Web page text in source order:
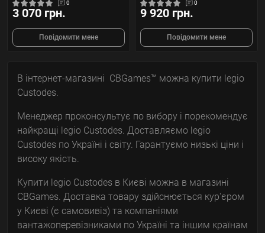
0
3 070 грн.
Повідомити мене
0
9 920 грн.
Повідомити мене
В інтернет-магазині CBGames™ можна купити legio
Custodes.
Менеджер проконсультує по вибору і порекомендує
найкращі legio Custodes. Доставляємо legio
Custodes по Україні і світу. Гарантуємо низькі ціни і
високу якість.
Купити legio Custodes в Києві можна в магазині
CBGames. Доставка товару здійснюється кур'єром
у Києві (є самовивіз) та компаніями
вантажоперевізниками по Україні та іншим країнам